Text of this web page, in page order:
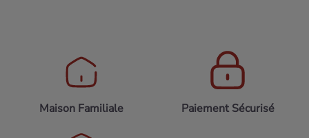
Maison Familiale Paiement Sécurisé